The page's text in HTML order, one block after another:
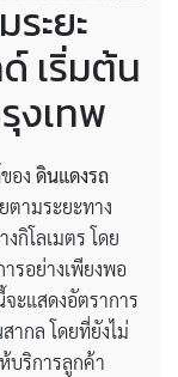
ะยะ
เริ่มต้น
งเทพ
อง ดินแดงรถ
ตามระยะทาง
กิโลเมตร โดย
รอย่างเพียงพอ
ะแสดงอัตราการ
กล โดยที่ยังไม่
บริการลูกค้า